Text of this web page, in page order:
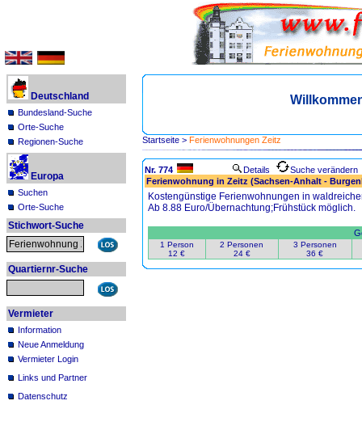
Deutschland
Bundesland-Suche
Orte-Suche
Regionen-Suche
Europa
Suchen
Orte-Suche
Stichwort-Suche
Quartiernr-Suche
Vermieter
Information
Neue Anmeldung
Vermieter Login
Links und Partner
Datenschutz
Startseite > Ferienwohnungen Zeitz
Nr. 774 Details
Suche verändern
Ferienwohnung in Zeitz (Sachsen-Anhalt -
Kostengünstige Ferienwohnungen in
Ab 8.88 Euro/Übernachtung;Frühstück möglich.
1 Person
12 €
2 Personen
24 €
3 Personen
36 €